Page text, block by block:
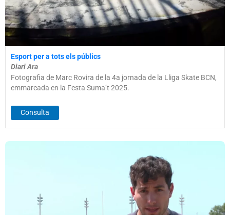
Esport per a tots els públics
Diari Ara
Fotografia de Marc Rovira de la 4a jornada de la Lliga Skate BCN,
emmarcada en la Festa Suma’t 2025.
Consulta